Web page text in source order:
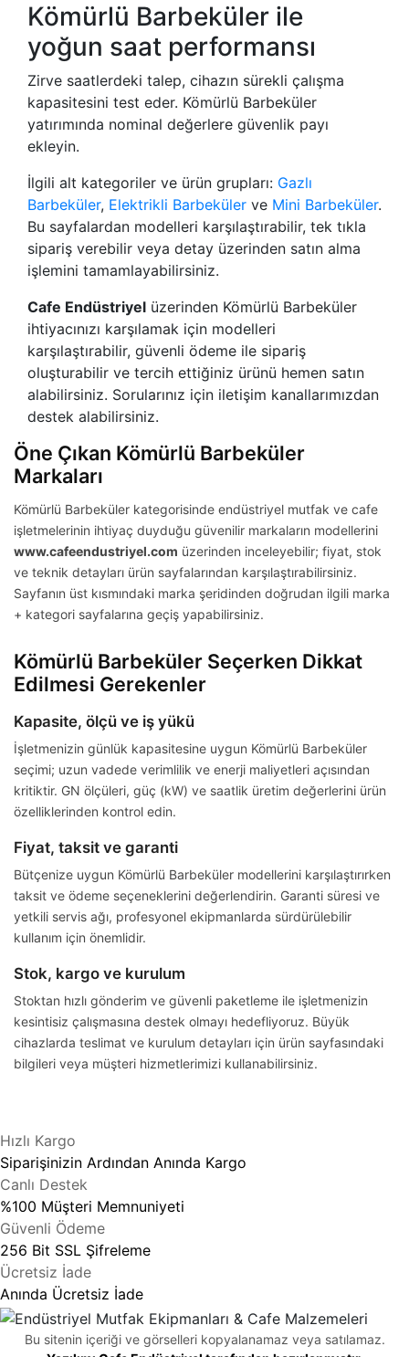
Kömürlü Barbeküler ile
yoğun saat performansı
Zirve saatlerdeki talep, cihazın sürekli çalışma
kapasitesini test eder. Kömürlü Barbeküler
yatırımında nominal değerlere güvenlik payı
ekleyin.
İlgili alt kategoriler ve ürün grupları: Gazlı
Barbeküler, Elektrikli Barbeküler ve Mini Barbeküler.
Bu sayfalardan modelleri karşılaştırabilir, tek tıkla
sipariş verebilir veya detay üzerinden satın alma
işlemini tamamlayabilirsiniz.
Cafe Endüstriyel üzerinden Kömürlü Barbeküler
ihtiyacınızı karşılamak için modelleri
karşılaştırabilir, güvenli ödeme ile sipariş
oluşturabilir ve tercih ettiğiniz ürünü hemen satın
alabilirsiniz. Sorularınız için iletişim kanallarımızdan
destek alabilirsiniz.
Öne Çıkan Kömürlü Barbeküler
Markaları
Kömürlü Barbeküler kategorisinde endüstriyel mutfak ve cafe
işletmelerinin ihtiyaç duyduğu güvenilir markaların modellerini
www.cafeendustriyel.com üzerinden inceleyebilir; fiyat, stok
ve teknik detayları ürün sayfalarından karşılaştırabilirsiniz.
Sayfanın üst kısmındaki marka şeridinden doğrudan ilgili marka
+ kategori sayfalarına geçiş yapabilirsiniz.
Kömürlü Barbeküler Seçerken Dikkat
Edilmesi Gerekenler
Kapasite, ölçü ve iş yükü
İşletmenizin günlük kapasitesine uygun Kömürlü Barbeküler
seçimi; uzun vadede verimlilik ve enerji maliyetleri açısından
kritiktir. GN ölçüleri, güç (kW) ve saatlik üretim değerlerini ürün
özelliklerinden kontrol edin.
Fiyat, taksit ve garanti
Bütçenize uygun Kömürlü Barbeküler modellerini karşılaştırırken
taksit ve ödeme seçeneklerini değerlendirin. Garanti süresi ve
yetkili servis ağı, profesyonel ekipmanlarda sürdürülebilir
kullanım için önemlidir.
Stok, kargo ve kurulum
Stoktan hızlı gönderim ve güvenli paketleme ile işletmenizin
kesintisiz çalışmasına destek olmayı hedefliyoruz. Büyük
cihazlarda teslimat ve kurulum detayları için ürün sayfasındaki
bilgileri veya müşteri hizmetlerimizi kullanabilirsiniz.
Hızlı Kargo
Siparişinizin Ardından Anında Kargo
Canlı Destek
%100 Müşteri Memnuniyeti
Güvenli Ödeme
256 Bit SSL Şifreleme
Ücretsiz İade
Anında Ücretsiz İade
Bu sitenin içeriği ve görselleri kopyalanamaz veya satılamaz.